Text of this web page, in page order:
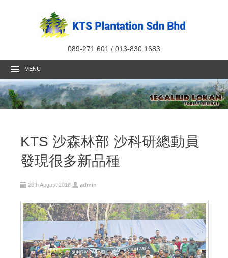
089-271 601 / 013-830 1683
MENU
KTS 沙森林部 沙科研總動員
發現很多新品種
26th August 2018 admin